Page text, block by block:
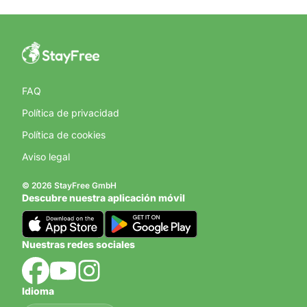
FAQ
Política de privacidad
Política de cookies
Aviso legal
© 2026 StayFree GmbH
Descubre nuestra aplicación móvil
Nuestras redes sociales
Idioma